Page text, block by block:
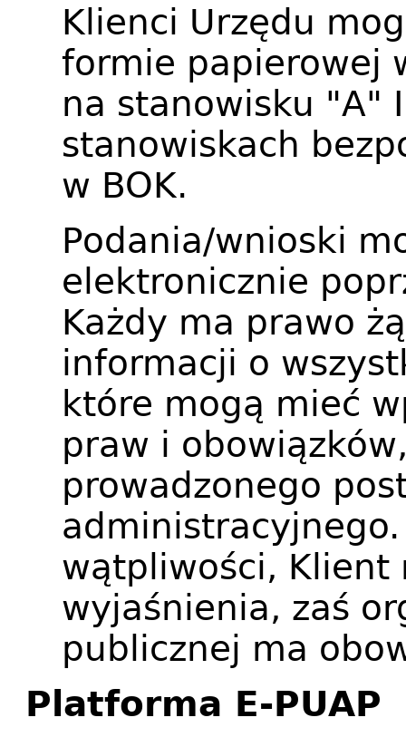
Klienci Urzędu
formie papierowej
na stanowisku "A"
stanowiskach
w BOK.
Podania/wnioski
elektronicznie
Każdy ma prawo
informacji o
które mogą mieć
praw i
prowadzonego
wątpliwości, Klient
wyjaśnienia, zaś
publicznej ma
Platforma E-PUAP